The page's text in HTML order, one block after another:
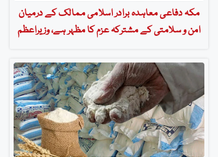
مکہ دفاعی معاہدہ برادر اسلامی ممالک کے درمیان
امن و سلامتی کے مشترکہ عزم کا مظہر ہے، وزیراعظم